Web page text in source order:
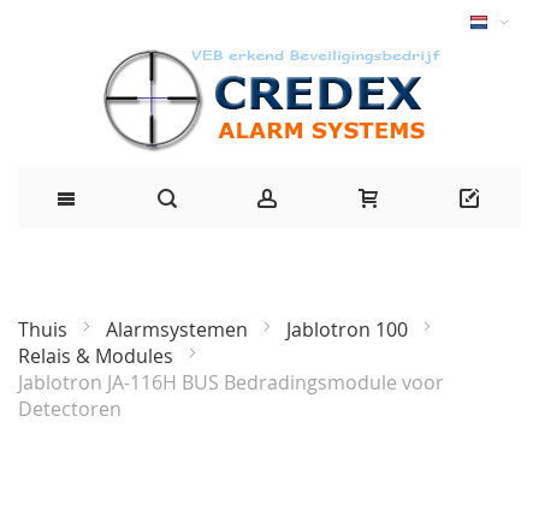
Thuis Alarmsystemen
Jablotron 100
Relais & Modules
Jablotron JA-116H BUS Bedradingsmodule voor
Detectoren